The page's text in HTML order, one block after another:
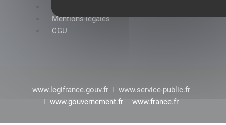
Mentions légales
CGU
www.legifrance.gouv.fr
www.service-public.fr
www.gouvernement.fr
www.france.fr